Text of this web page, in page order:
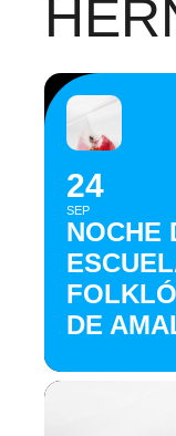
24
SEP
NOCHE
DE